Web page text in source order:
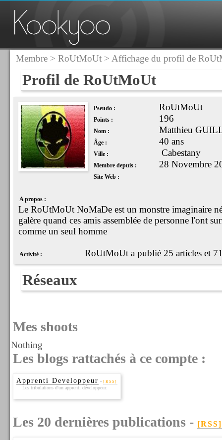
Membre> RoUtMoUt> Affichage du profil de
Profil de RoUtMoUt
Pseudo : RoUtMoUt
Points : 196
Nom : Matthieu
Âge : 40 ans
Ville : Cabestany
Membre depuis : 28 Novembre
Site Web :
A propos :
Le RoUtMoUt NoMaDe est un monstre imaginaire
galère quand ces amis assemblée de personne l'ont
comme un seul homme
Activité : RoUtMoUt a publié 25 articles et
Réseaux
Mes shoots
Nothing
Les blogs rattachés à ce compte :
Apprenti Developpeur - [RSS]
Les tribulations d'un apprenti développeur.
Les 20 dernières publications - [RSS]